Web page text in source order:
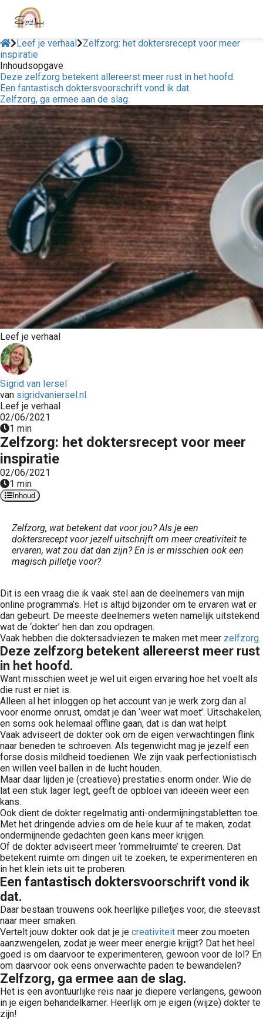
Leef je verhaal Zelfzorg: het doktersrecept voor meer
inspiratie
Inhoudsopgave
Deze zelfzorg betekent allereerst meer rust in het hoofd.
Een fantastisch doktersvoorschrift vond ik dat.
Zelfzorg, ga ermee aan de slag.
Leef je verhaal
Sigrid van Iersel
van sigridvaniersel.nl
Leef je verhaal
02/06/2021
1 min
Zelfzorg: het doktersrecept voor meer
inspiratie
02/06/2021
1 min
Inhoud
Zelfzorg, wat betekent dat voor jou? Als je een
doktersrecept voor jezelf uitschrijft om meer creativiteit te
ervaren, wat zou dat dan zijn? En is er misschien ook een
magisch pilletje voor?
Dit is een vraag die ik vaak stel aan de deelnemers van mijn
online programma’s. Het is altijd bijzonder om te ervaren wat er
dan gebeurt. De meeste deelnemers weten namelijk uitstekend
wat de ‘dokter’ hen dan zou opdragen.
Vaak hebben die doktersadviezen te maken met meer zelfzorg.
Deze zelfzorg betekent allereerst meer rust
in het hoofd.
Want misschien weet je wel uit eigen ervaring hoe het voelt als
die rust er niet is.
Alleen al het inloggen op het account van je werk zorg dan al
voor enorme onrust, omdat je dan ‘weer wat moet’. Uitschakelen,
en soms ook helemaal offline gaan, dat is dan wat helpt.
Vaak adviseert de dokter ook om de eigen verwachtingen flink
naar beneden te schroeven. Als tegenwicht mag je jezelf een
forse dosis mildheid toedienen. We zijn vaak perfectionistisch
en willen veel ballen in de lucht houden.
Maar daar lijden je (creatieve) prestaties enorm onder. Wie de
lat een stuk lager legt, geeft de opbloei van ideeën weer een
kans.
Ook dient de dokter regelmatig anti-ondermijningstabletten toe.
Met het dringende advies om de hele kuur af te maken, zodat
ondermijnende gedachten geen kans meer krijgen.
Of de dokter adviseert meer ‘rommelruimte’ te creëren. Dat
betekent ruimte om dingen uit te zoeken, te experimenteren en
in het klein iets uit te proberen.
Een fantastisch doktersvoorschrift vond ik
dat.
Daar bestaan trouwens ook heerlijke pilletjes voor, die steevast
naar meer smaken.
Vertelt jouw dokter ook dat je je creativiteit meer zou moeten
aanzwengelen, zodat je weer meer energie krijgt? Dat het heel
goed is om daarvoor te experimenteren, gewoon voor de lol? En
om daarvoor ook eens onverwachte paden te bewandelen?
Zelfzorg, ga ermee aan de slag.
Het is een avontuurlijke reis naar je diepere verlangens, gewoon
in je eigen behandelkamer. Heerlijk om je eigen (wijze) dokter te
zijn!